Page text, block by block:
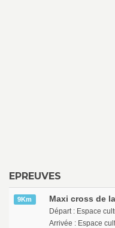
EPREUVES
9Km Maxi cross de
Départ : Espace
Arrivée : Espace